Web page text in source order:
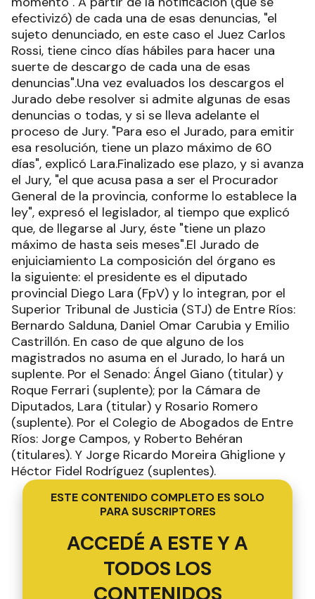
efectivizó) de cada una de esas denuncias, "el
sujeto denunciado, en este caso el Juez Carlos
Rossi, tiene cinco días hábiles para hacer una
suerte de descargo de cada una de esas
denuncias".Una vez evaluados los descargos el
Jurado debe resolver si admite algunas de esas
denuncias o todas, y si se lleva adelante el
proceso de Jury. "Para eso el Jurado, para emitir
esa resolución, tiene un plazo máximo de 60
días", explicó Lara.Finalizado ese plazo, y si avanza
el Jury, "el que acusa pasa a ser el Procurador
General de la provincia, conforme lo establece la
ley", expresó el legislador, al tiempo que explicó
que, de llegarse al Jury, éste "tiene un plazo
máximo de hasta seis meses".El Jurado de
enjuiciamiento La composición del órgano es
la siguiente: el presidente es el diputado
provincial Diego Lara (FpV) y lo integran, por el
Superior Tribunal de Justicia (STJ) de Entre Ríos:
Bernardo Salduna, Daniel Omar Carubia y Emilio
Castrillón. En caso de que alguno de los
magistrados no asuma en el Jurado, lo hará un
suplente. Por el Senado: Ángel Giano (titular) y
Roque Ferrari (suplente); por la Cámara de
Diputados, Lara (titular) y Rosario Romero
(suplente). Por el Colegio de Abogados de Entre
Ríos: Jorge Campos, y Roberto Behéran
(titulares). Y Jorge Ricardo Moreira Ghiglione y
Héctor Fidel Rodríguez (suplentes).
ESTE CONTENIDO COMPLETO ES SOLO
PARA SUSCRIPTORES
ACCEDÉ A ESTE Y A
TODOS LOS